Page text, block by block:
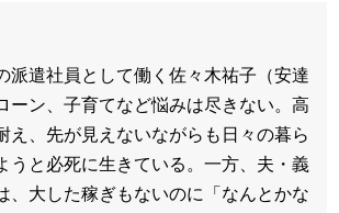
派遣社員として働く佐々木祐子（安達
ーン、子育てなど悩みは尽きない。高
え、先が見えないながらも日々の暮ら
うと必死に生きている。一方、夫・義
、大した稼ぎもないのに「なんとかな